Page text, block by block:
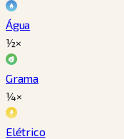
Água
½×
Grama
¼×
Elétrico